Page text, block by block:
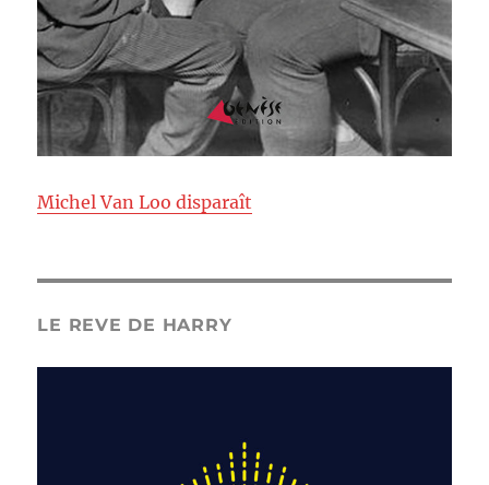
Michel Van Loo disparaît
LE REVE DE HARRY